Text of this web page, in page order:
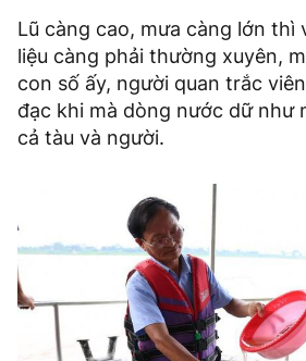
Lũ càng cao, mưa càng lớn thì
liệu càng phải thường xuyên,
con số ấy, người quan trắc
đạc khi mà dòng nước dữ như
cả tàu và người.